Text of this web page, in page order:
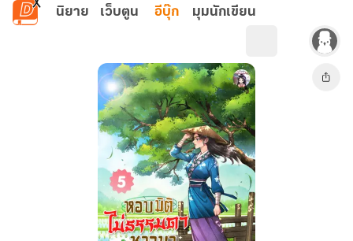
ข้ามไปยังเนื้อหาหลัก
นิยาย เว็บตูน อีบุ๊ก มุมนักเขียน